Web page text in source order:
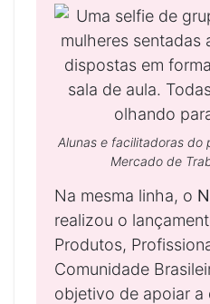
Alunas e facilitadoras do
Mercado de
Na mesma linha, o
realizou o
Produtos,
Comunidade
objetivo de apoiar a